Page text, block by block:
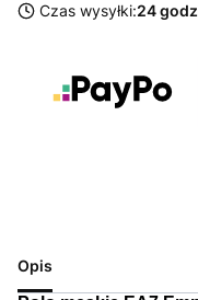
Czas wysyłki:24
Opis